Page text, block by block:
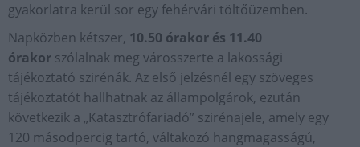
gyakorlatra kerül sor egy fehérvári töltőüzemben.
Napközben kétszer, 10.50 órakor és 11.40
órakor szólalnak meg városszerte a lakossági
tájékoztató szirénák. Az első jelzésnél egy szöveges
tájékoztatót hallhatnak az állampolgárok, ezután
következik a „Katasztrófariadó” szirénajele, amely egy
120 másodpercig tartó, váltakozó hangmagasságú,